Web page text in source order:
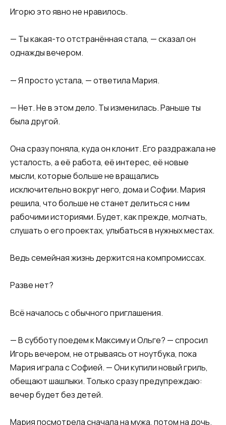
Игорю это явно не нравилось.
— Ты какая-то отстранённая стала, — сказал он
однажды вечером.
— Я просто устала, — ответила Мария.
— Нет. Не в этом дело. Ты изменилась. Раньше ты
была другой.
Она сразу поняла, куда он клонит. Его раздражала не
усталость, а её работа, её интерес, её новые
мысли, которые больше не вращались
исключительно вокруг него, дома и Софии. Мария
решила, что больше не станет делиться с ним
рабочими историями. Будет, как прежде, молчать,
слушать о его проектах, улыбаться в нужных местах.
Ведь семейная жизнь держится на компромиссах.
Разве нет?
Всё началось с обычного приглашения.
— В субботу поедем к Максиму и Ольге? — спросил
Игорь вечером, не отрываясь от ноутбука, пока
Мария играла с Софией. — Они купили новый гриль,
обещают шашлыки. Только сразу предупреждаю:
вечер будет без детей.
Мария посмотрела сначала на мужа, потом на дочь.